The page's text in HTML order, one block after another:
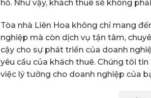
hồ. Như vậy, khách thuê sẽ không
Tòa nhà Liên Hoa không chỉ mang
nghiệp mà còn dịch vụ tận tâm,
cậy cho sự phát triển của doanh
yêu cầu của khách thuê. Chúng tôi
việc lý tưởng cho doanh nghiệp của